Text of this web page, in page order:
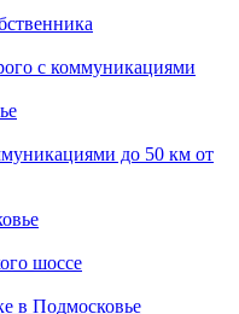
с коммуникациями
до 50 км от
шоссе
в Подмосковье